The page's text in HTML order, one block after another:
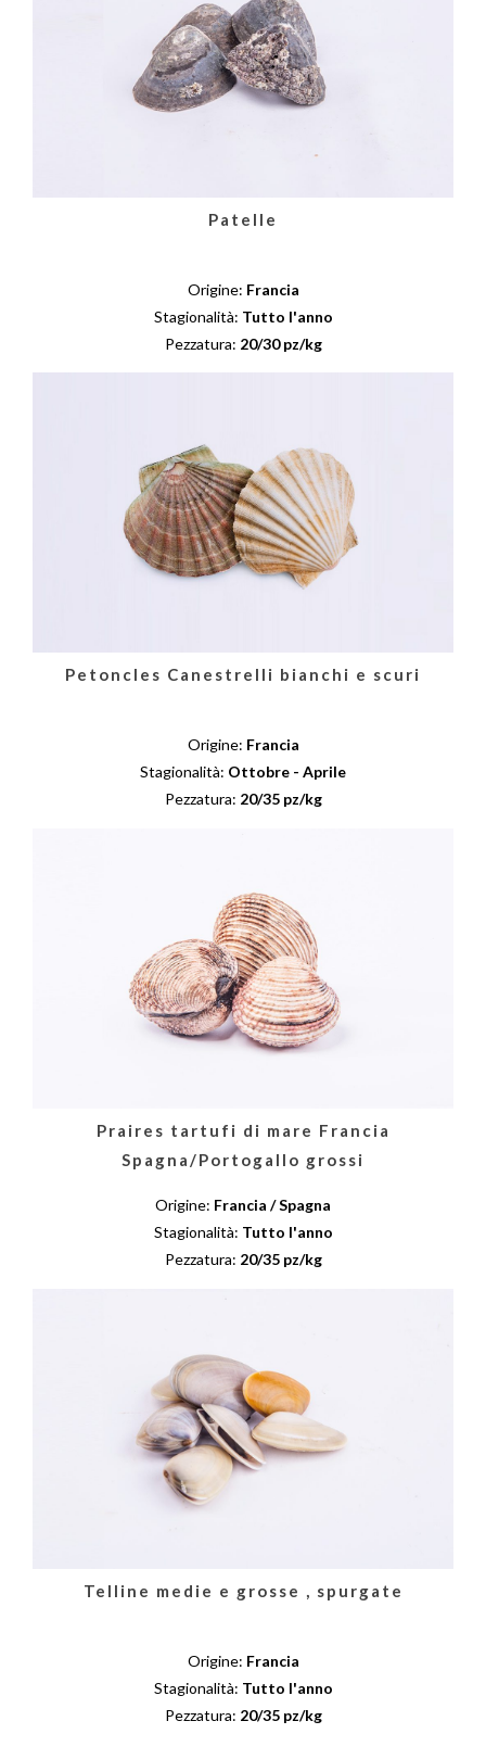
Patelle
Origine: Francia
Stagionalità: Tutto l'anno
Pezzatura: 20/30 pz/kg
Petoncles Canestrelli bianchi e scuri
Origine: Francia
Stagionalità: Ottobre - Aprile
Pezzatura: 20/35 pz/kg
Praires tartufi di mare Francia
Spagna/Portogallo grossi
Origine: Francia / Spagna
Stagionalità: Tutto l'anno
Pezzatura: 20/35 pz/kg
Telline medie e grosse , spurgate
Origine: Francia
Stagionalità: Tutto l'anno
Pezzatura: 20/35 pz/kg